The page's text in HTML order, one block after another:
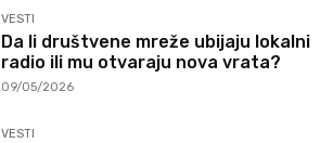
VESTI
Da li društvene mreže ubijaju lokalni
radio ili mu otvaraju nova vrata?
09/05/2026
VESTI